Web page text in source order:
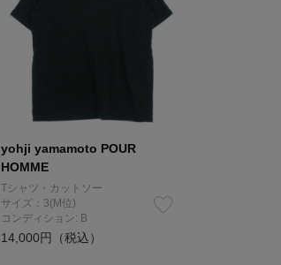
yohji yamamoto POUR
HOMME
Tシャツ・カットソー
サイズ：3(M位)
コンディション: B
14,000円（税込）